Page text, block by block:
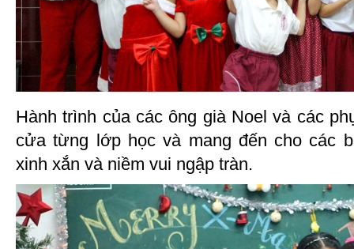
Hành trình của các ông già Noel và các
cửa từng lớp học và mang đến cho các
xinh xắn và niềm vui ngập tràn.